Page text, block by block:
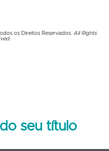
os Direitos Reservados. All Rights
seu título